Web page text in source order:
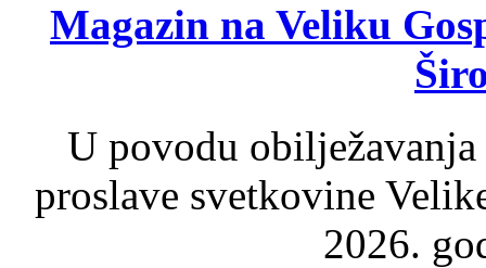
Magazin na Veliku
U povodu
proslave svetkovine
2026.